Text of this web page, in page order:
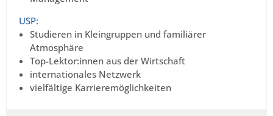
USP:
Studieren in Kleingruppen und familiärer
Atmosphäre
Top-Lektor:innen aus der Wirtschaft
internationales Netzwerk
vielfältige Karrieremöglichkeiten